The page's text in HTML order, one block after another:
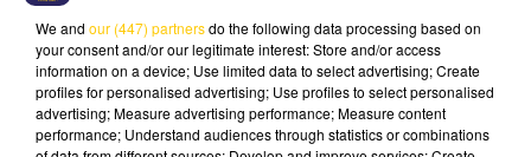
cette volonté de décentralisation.
L’audience, ouverte au public, débutera à11 heures
mais les personnes souhaitant y assister sont invitées
à se présenterau plus tard à 10h30. Deux questions
prioritaires de constitutionnalité y seront examinées.
We and our (447) partnersdo the following data processing based on
your consent and/or our legitimate interest: Store and/or access
information on a device; Use limited data to select advertising; Create
profiles for personalised advertising; Use profiles to select personalised
advertising; Measure advertising performance; Measure content
performance; Understand audiences through statistics or combinations